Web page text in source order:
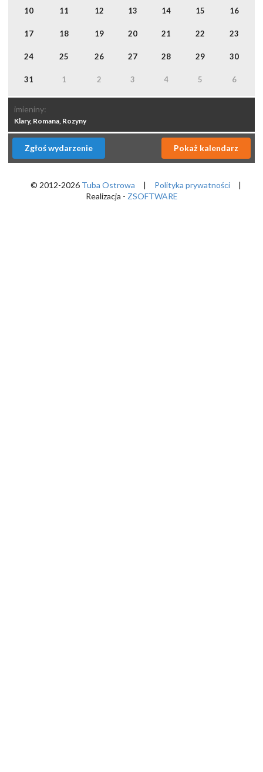
10 11 12 13 14 15 16
17 18 19 20 21 22 23
24 25 26 27 28 29 30
31 1 2 3 4 5 6
imieniny:
Klary, Romana, Rozyny
Zgłoś wydarzenie Pokaż kalendarz
© 2012-2026 Tuba Ostrowa | Polityka prywatności
|
Realizacja - ZSOFTWARE